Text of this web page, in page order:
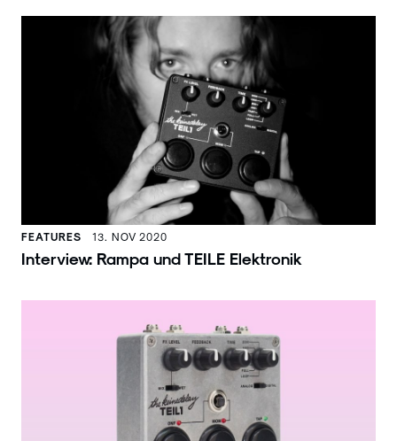
FEATURES 13. NOV 2020
Interview: Rampa und TEILE Elektronik